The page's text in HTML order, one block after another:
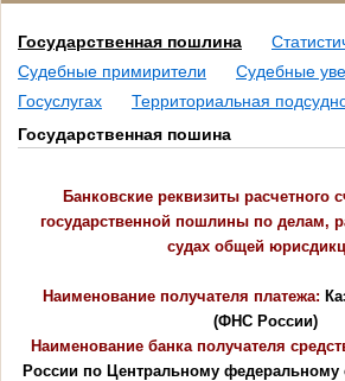
Государственная пошлина
Судебные примирители
Судебные
Госуслугах
Территориальная
Государственная пошина
Банковские реквизиты расчетного
государственной пошлины по делам,
судах общей
Наименование получателя платежа:
(ФНС России)
Наименование банка получателя
России по Центральному